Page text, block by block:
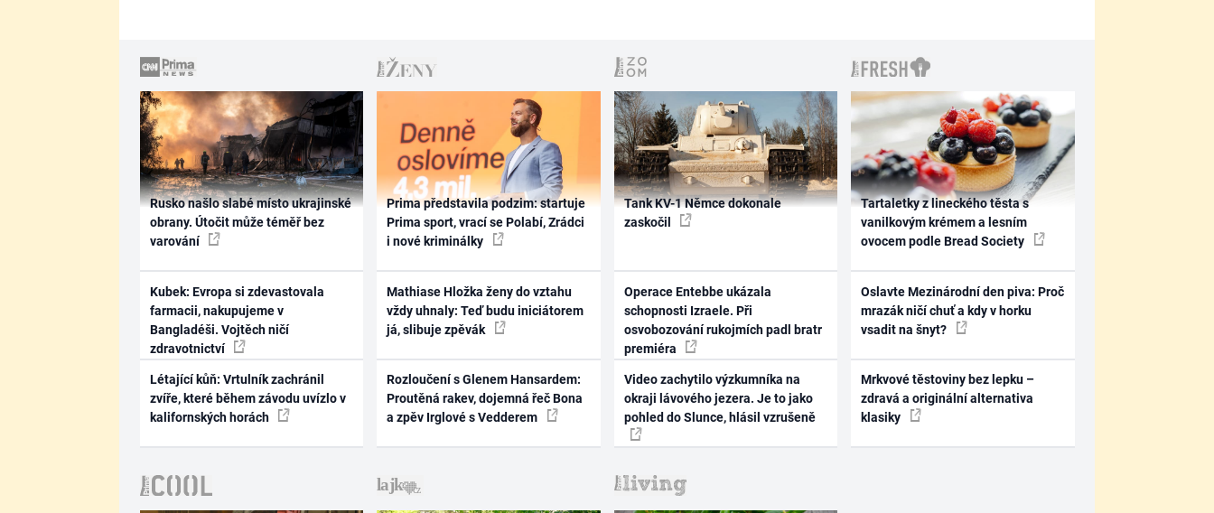
Rusko našlo slabé místo ukrajinské
obrany. Útočit může téměř bez
varování
Kubek: Evropa si zdevastovala
farmacii, nakupujeme v
Bangladéši. Vojtěch ničí
zdravotnictví
Létající kůň: Vrtulník zachránil
zvíře, které během závodu uvízlo v
kalifornských horách
Prima představila podzim: startuje
Prima sport, vrací se Polabí, Zrádci
i nové kriminálky
Mathiase Hložka ženy do vztahu
vždy uhnaly: Teď budu iniciátorem
já, slibuje zpěvák
Rozloučení s Glenem Hansardem:
Proutěná rakev, dojemná řeč Bona
a zpěv Irglové s Vedderem
Tank KV-1 Němce dokonale
zaskočil
Operace Entebbe ukázala
schopnosti Izraele. Při
osvobozování rukojmích padl bratr
premiéra
Video zachytilo výzkumníka na
okraji lávového jezera. Je to jako
pohled do Slunce, hlásil vzrušeně
Tartaletky z lineckého těsta s
vanilkovým krémem a lesním
ovocem podle Bread Society
Oslavte Mezinárodní den piva: Proč
mrazák ničí chuť a kdy v horku
vsadit na šnyt?
Mrkvové těstoviny bez lepku –
zdravá a originální alternativa
klasiky